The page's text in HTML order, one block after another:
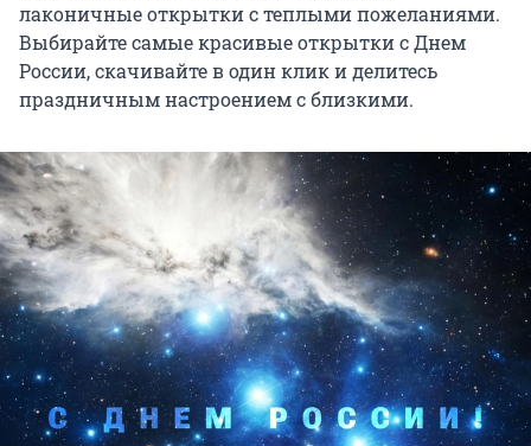
лаконичные открытки с теплыми пожеланиями.
Выбирайте самые красивые открытки с Днем
России, скачивайте в один клик и делитесь
праздничным настроением с близкими.